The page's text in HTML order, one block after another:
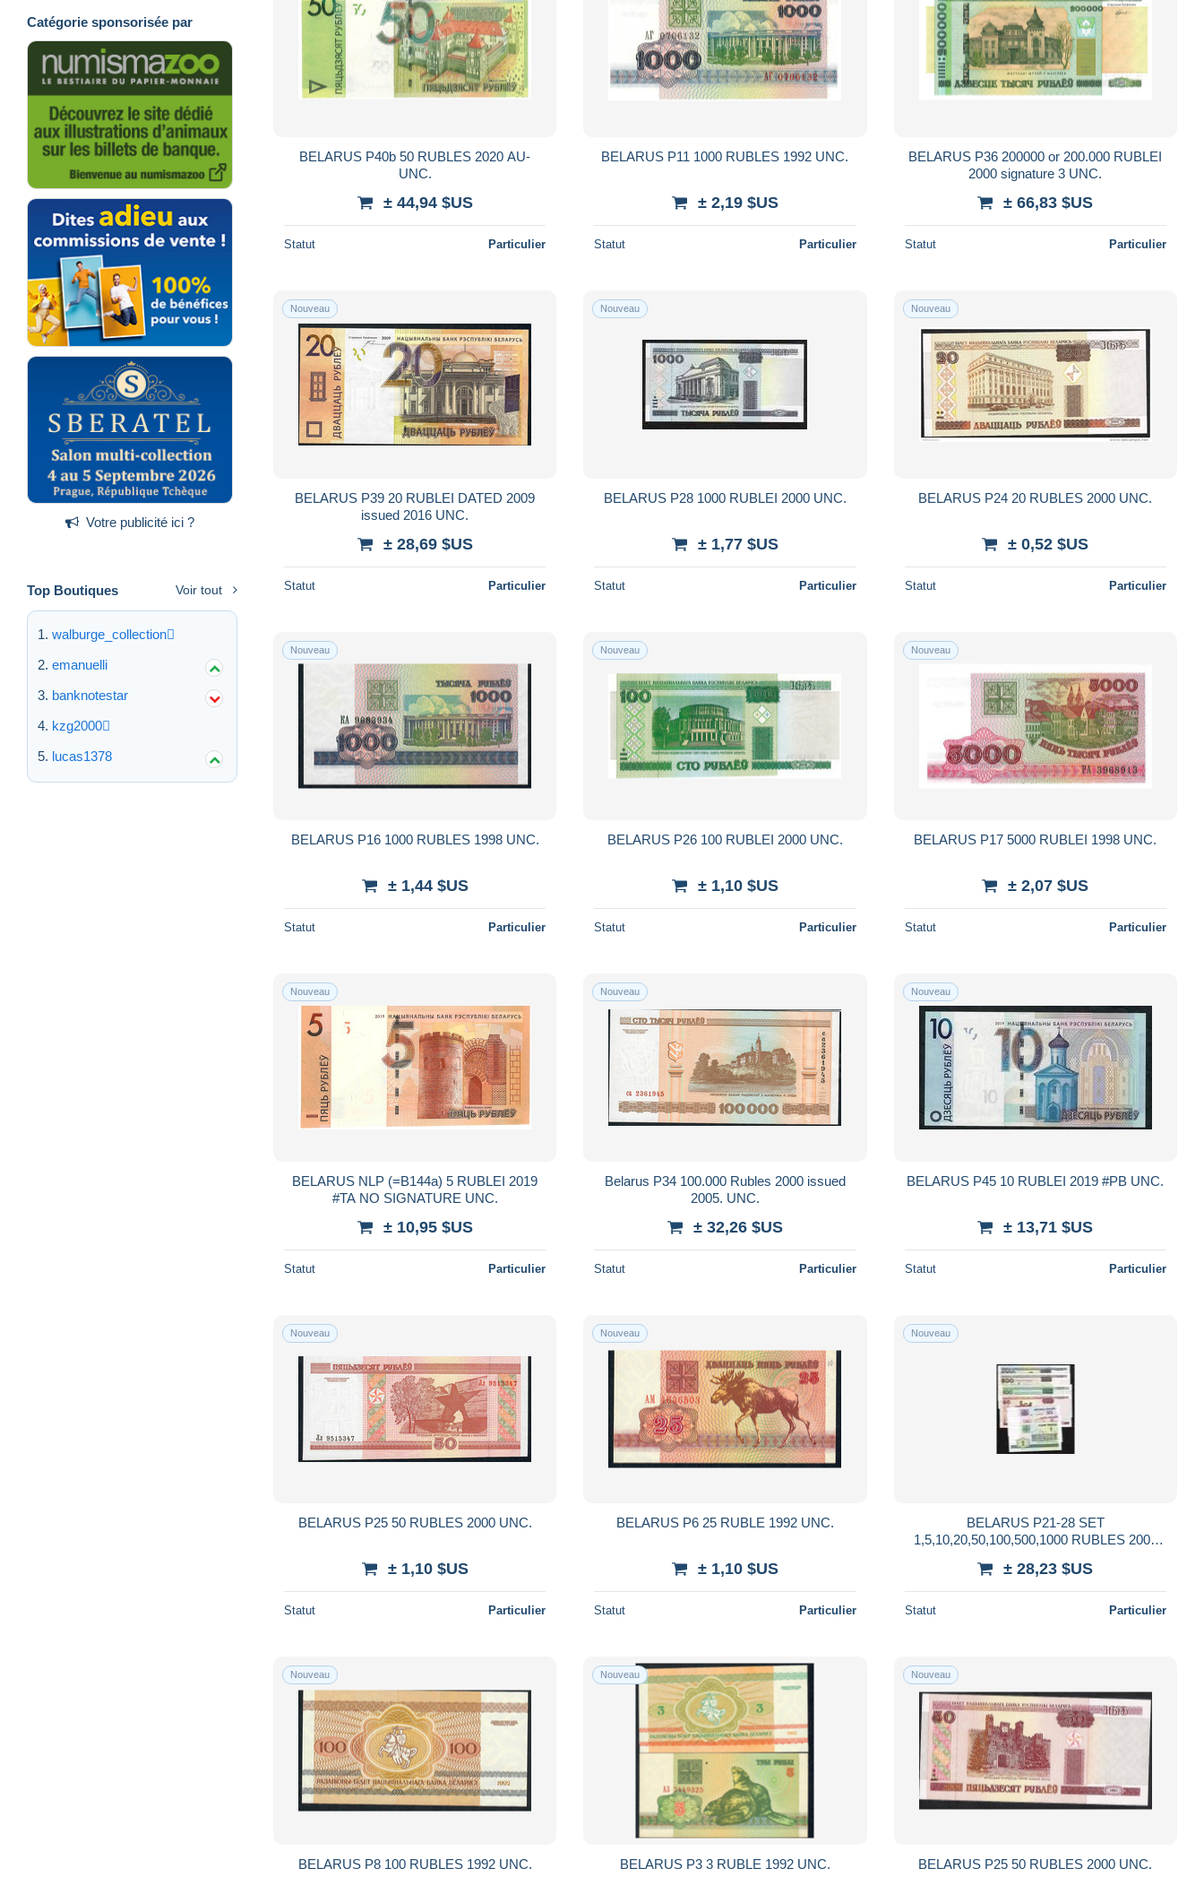
Catégorie sponsorisée par
Votre publicité ici ?
Top Boutiques Voir tout
walburge_collection
emanuelli
banknotestar
kzg2000
lucas1378
BELARUS P40b 50 RUBLES 2020 AU-
UNC.
± 44,94 $US
Statut Particulier
BELARUS P11 1000 RUBLES 1992 UNC.
± 2,19 $US
Statut Particulier
BELARUS P36 200000 or 200.000 RUBLEI
2000 signature 3 UNC.
± 66,83 $US
Statut Particulier
Nouveau
BELARUS P39 20 RUBLEI DATED 2009
issued 2016 UNC.
± 28,69 $US
Statut Particulier
Nouveau
BELARUS P28 1000 RUBLEI 2000 UNC.
± 1,77 $US
Statut Particulier
Nouveau
BELARUS P24 20 RUBLES 2000 UNC.
± 0,52 $US
Statut Particulier
Nouveau
BELARUS P16 1000 RUBLES 1998 UNC.
± 1,44 $US
Statut Particulier
Nouveau
BELARUS P26 100 RUBLEI 2000 UNC.
± 1,10 $US
Statut Particulier
Nouveau
BELARUS P17 5000 RUBLEI 1998 UNC.
± 2,07 $US
Statut Particulier
Nouveau
BELARUS NLP (=B144a) 5 RUBLEI 2019
#TA NO SIGNATURE UNC.
± 10,95 $US
Statut Particulier
Nouveau
Belarus P34 100.000 Rubles 2000 issued
2005. UNC.
± 32,26 $US
Statut Particulier
Nouveau
BELARUS P45 10 RUBLEI 2019 #PB UNC.
± 13,71 $US
Statut Particulier
Nouveau
BELARUS P25 50 RUBLES 2000 UNC.
± 1,10 $US
Statut Particulier
Nouveau
BELARUS P6 25 RUBLE 1992 UNC.
± 1,10 $US
Statut Particulier
Nouveau
BELARUS P21-28 SET
1,5,10,20,50,100,500,1000 RUBLES 2000
± 28,23 $US
Statut Particulier
Nouveau
BELARUS P8 100 RUBLES 1992 UNC.
Nouveau
BELARUS P3 3 RUBLE 1992 UNC.
Nouveau
BELARUS P25 50 RUBLES 2000 UNC.